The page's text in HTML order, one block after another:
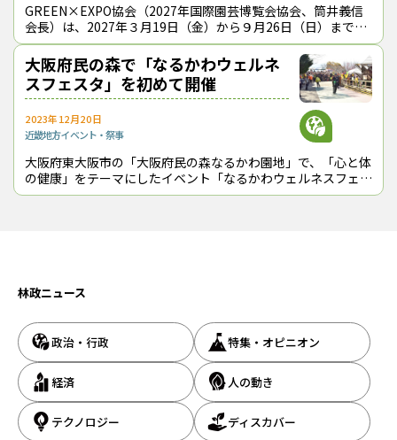
３月５日にJR貨物安治川口駅で出発式を行った
（2026年３月５日取材）
2027年国際園芸博覧会GREEN×EXPO協会JR貨物住友林業緑化佐藤速水
大輪会安治川口駅
『林政ニュース』編集部
おかげさまで、1994年の創刊から32年目に
この記事をシェアする
GREEN×EXPO協会（2027年国際園芸博覧会協会、筒井義信
会長）は、2027年３月19日（金）から９月26日（日）まで神
奈川県横浜市で開催する「2027年国際園芸博覧会
（GREEN×EXPO
大阪府民の森で「なるかわウェルネ
スフェスタ」を初めて開催
2023年12月20日
近畿地方イベント・祭事
大阪府東大阪市の「大阪府民の森なるかわ園地」で、「心と体
の健康」をテーマにしたイベント「なるかわウェルネスフェス
タ」が11月26日に初めて開催された。 同フェスタは、「大阪
林政ニュース
政治・行政 特集・オピニオン
経済 人の動き
テクノロジー
ディスカバー